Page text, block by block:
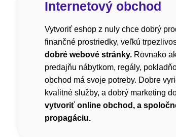
Internetový obchod
Vytvoriť eshop z nuly chce dobrý
finančné prostriedky, veľkú
dobré webové stránky. Rovnako
predajňu nábytkom, regály,
obchod má svoje potreby. Dobre
kvalitné služby, a dobrý marketing
vytvoriť online obchod, a
propagáciu.